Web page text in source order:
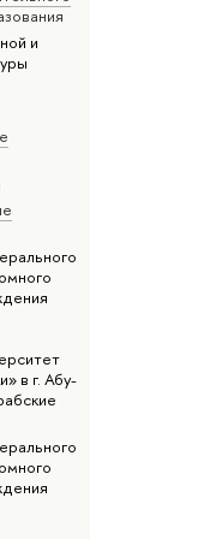
и
в г. Абу-